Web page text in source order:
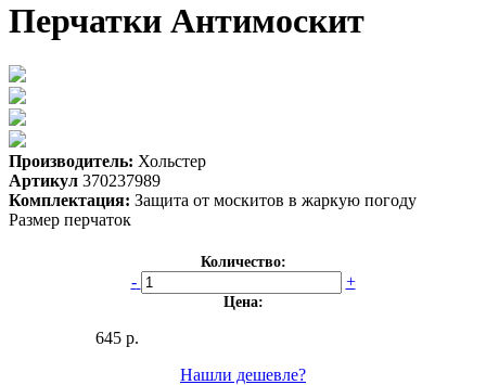
Перчатки Антимоскит
Производитель: Хольстер
Артикул 370237989
Комплектация: Защита от москитов в жаркую погоду
Размер перчаток
Количество:
- +
Цена:
645 р.
Нашли дешевле?